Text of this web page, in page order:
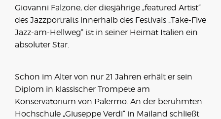
Giovanni Falzone, der diesjährige „featured Artist“
des Jazzportraits innerhalb des Festivals „Take-Five
Jazz-am-Hellweg“ ist in seiner Heimat Italien ein
absoluter Star.
Schon im Alter von nur 21 Jahren erhält er sein
Diplom in klassischer Trompete am
Konservatorium von Palermo. An der berühmten
Hochschule „Giuseppe Verdi“ in Mailand schließt